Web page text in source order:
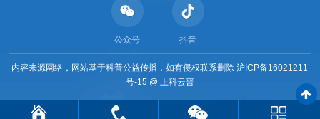
公众号 抖音
内容来源网络，网站基于科普公益传播，如有侵权联系删除沪ICP备16021211
号-15 @ 上科云普